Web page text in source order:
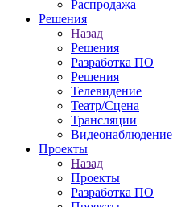
Распродажа
Решения
Назад
Решения
Разработка ПО
Решения
Телевидение
Театр/Сцена
Трансляции
Видеонаблюдение
Проекты
Назад
Проекты
Разработка ПО